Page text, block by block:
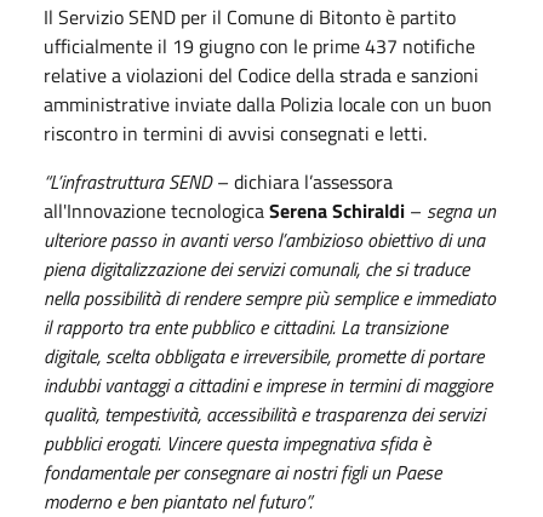
Il Servizio SEND per il Comune di Bitonto è partito
ufficialmente il 19 giugno con le prime 437 notifiche
relative a violazioni del Codice della strada e sanzioni
amministrative inviate dalla Polizia locale con un buon
riscontro in termini di avvisi consegnati e letti.
“L’infrastruttura SEND– dichiara l’assessora
all'Innovazione tecnologicaSerena Schiraldi – segna un
ulteriore passo in avanti verso l’ambizioso obiettivo di una
piena digitalizzazione dei servizi comunali, che si traduce
nella possibilità di rendere sempre più semplice e immediato
il rapporto tra ente pubblico e cittadini. La transizione
digitale, scelta obbligata e irreversibile, promette di portare
indubbi vantaggi a cittadini e imprese in termini di maggiore
qualità, tempestività, accessibilità e trasparenza dei servizi
pubblici erogati. Vincere questa impegnativa sfida è
fondamentale per consegnare ai nostri figli un Paese
moderno e ben piantato nel futuro”.